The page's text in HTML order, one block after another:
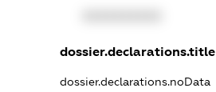
dossier.declarations.title
dossier.declarations.noData